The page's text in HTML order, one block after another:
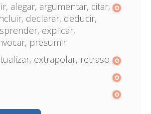
alegar, argumentar, citar,
declarar, deducir,
explicar,
presumir
extrapolar, retraso